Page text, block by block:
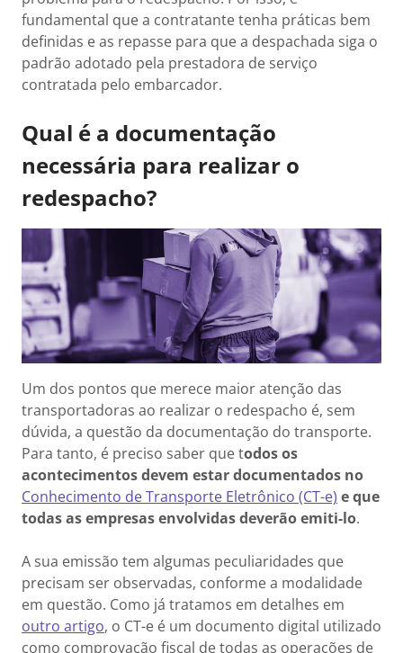
fundamental que a contratante tenha práticas bem
definidas e as repasse para que a despachada siga o
padrão adotado pela prestadora de serviço
contratada pelo embarcador.
Qual é a documentação
necessária para realizar o
redespacho?
Um dos pontos que merece maior atenção das
transportadoras ao realizar o redespacho é, sem
dúvida, a questão da documentação do transporte.
Para tanto, é preciso saber que todos os
acontecimentos devem estar documentados no
Conhecimento de Transporte Eletrônico (CT-e) e que
todas as empresas envolvidas deverão emiti-lo.
A sua emissão tem algumas peculiaridades que
precisam ser observadas, conforme a modalidade
em questão. Como já tratamos em detalhes em
outro artigo, o CT-e é um documento digital utilizado
como comprovação fiscal de todas as operações de